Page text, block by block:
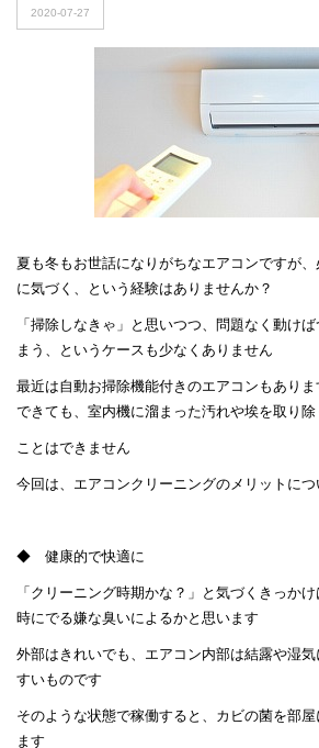
2020-07-27
夏も冬もお世話になりがちなエアコンですが
に気づく、という経験はありませんか？
「掃除しなきゃ」と思いつつ、問題なく動け
まう、というケースも少なくありません
最近は自動お掃除機能付きのエアコンもあり
できても、室内機に溜まった汚れや埃を取り除
ことはできません
今回は、エアコンクリーニングのメリットに
◆ 健康的で快適に
「クリーニング時期かな？」と気づくきっか
時にでる嫌な臭いによるかと思います
外部はきれいでも、エアコン内部は結露や湿
すいものです
そのような状態で稼働すると、カビの菌を部
ます